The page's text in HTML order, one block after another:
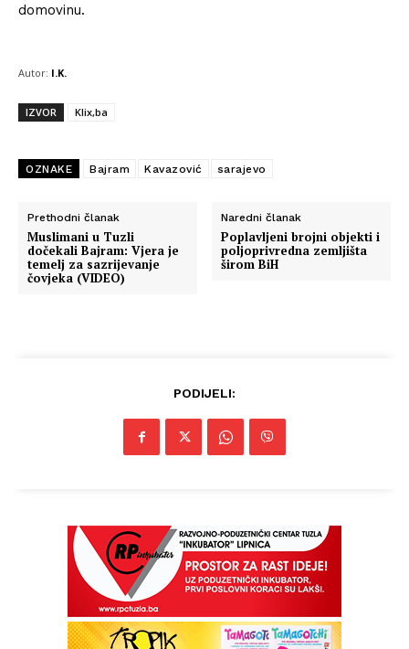
domovinu.
Autor: I.K.
IZVOR Klix,ba
OZNAKE Bajram Kavazović sarajevo
Prethodni članak
Muslimani u Tuzli
dočekali Bajram: Vjera je
temelj za sazrijevanje
čovjeka (VIDEO)
Naredni članak
Poplavljeni brojni objekti i
poljoprivredna zemljišta
širom BiH
PODIJELI: